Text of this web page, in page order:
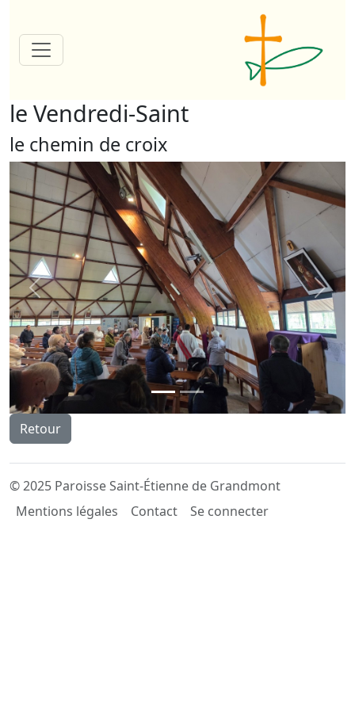
le Vendredi-Saint
le chemin de croix
Previous Next
Retour
© 2025 Paroisse Saint-Étienne de Grandmont
Mentions légales
Contact Se connecter